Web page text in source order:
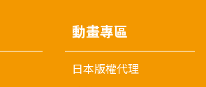
動畫專區
日本版權代理